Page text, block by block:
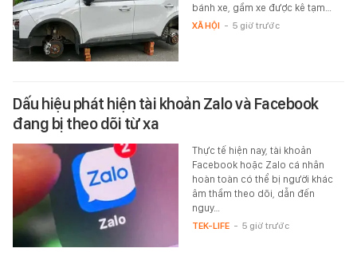
bánh xe, gầm xe được kê tạm…
XÃ HỘI - 5 giờ trước
Dấu hiệu phát hiện tài khoản Zalo và Facebook
đang bị theo dõi từ xa
Thực tế hiện nay, tài khoản
Facebook hoặc Zalo cá nhân
hoàn toàn có thể bị người khác
âm thầm theo dõi, dẫn đến
nguy…
TEK-LIFE - 5 giờ trước